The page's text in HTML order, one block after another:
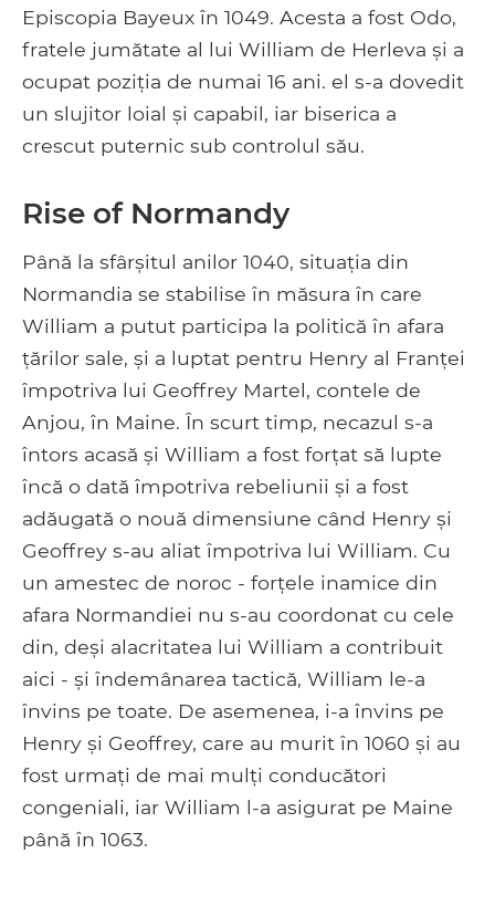
Episcopia Bayeux în 1049. Acesta a fost Odo,
fratele jumătate al lui William de Herleva și a
ocupat poziția de numai 16 ani. el s-a dovedit
un slujitor loial și capabil, iar biserica a
crescut puternic sub controlul său.
Rise of Normandy
Până la sfârșitul anilor 1040, situația din
Normandia se stabilise în măsura în care
William a putut participa la politică în afara
țărilor sale, și a luptat pentru Henry al Franței
împotriva lui Geoffrey Martel, contele de
Anjou, în Maine. În scurt timp, necazul s-a
întors acasă și William a fost forțat să lupte
încă o dată împotriva rebeliunii și a fost
adăugată o nouă dimensiune când Henry și
Geoffrey s-au aliat împotriva lui William. Cu
un amestec de noroc - forțele inamice din
afara Normandiei nu s-au coordonat cu cele
din, deși alacritatea lui William a contribuit
aici - și îndemânarea tactică, William le-a
învins pe toate. De asemenea, i-a învins pe
Henry și Geoffrey, care au murit în 1060 și au
fost urmați de mai mulți conducători
congeniali, iar William l-a asigurat pe Maine
până în 1063.